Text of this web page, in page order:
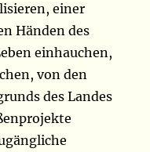
einer
Händen des
einhauchen,
von den
des Landes